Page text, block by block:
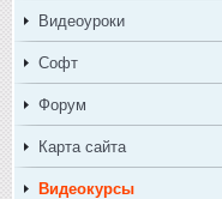
Видеоуроки
Софт
Форум
Карта сайта
Видеокурсы